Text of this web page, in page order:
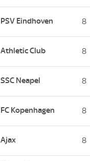
PSV Eindhoven 8
Athletic Club 8
SSC Neapel 8
FC Kopenhagen 8
Ajax 8